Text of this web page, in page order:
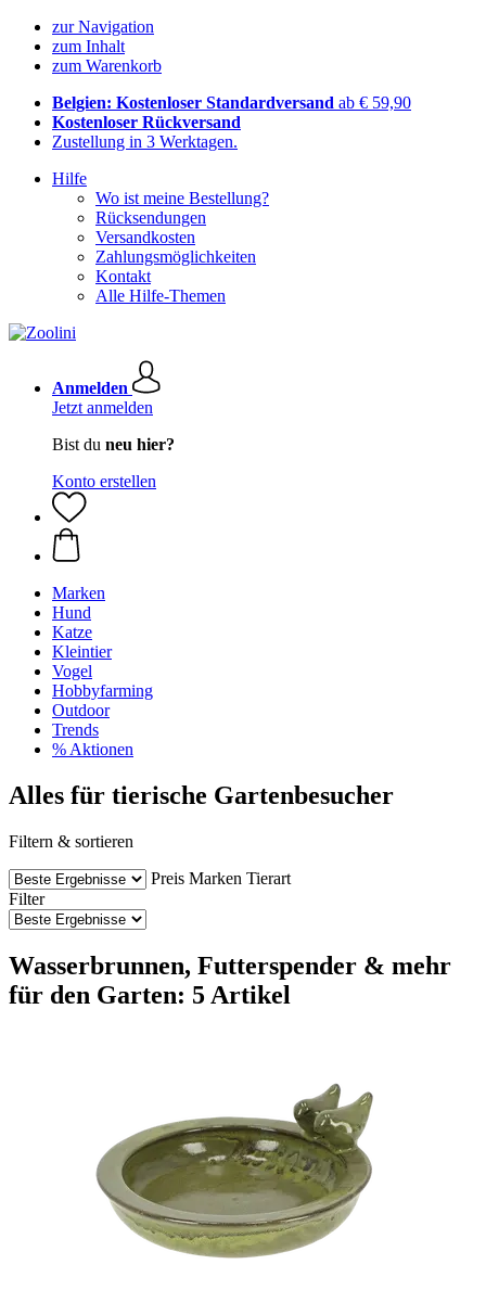
zur Navigation
zum Inhalt
zum Warenkorb
Belgien: Kostenloser Standardversand ab € 59,90
Kostenloser Rückversand
Zustellung in 3 Werktagen.
Hilfe
Wo ist meine Bestellung?
Rücksendungen
Versandkosten
Zahlungsmöglichkeiten
Kontakt
Alle Hilfe-Themen
Anmelden
Jetzt anmelden
Bist du neu hier?
Konto erstellen
Marken
Hund
Katze
Kleintier
Vogel
Hobbyfarming
Outdoor
Trends
% Aktionen
Alles für tierische Gartenbesucher
Filtern & sortieren
Preis Marken Tierart
Filter
Wasserbrunnen, Futterspender & mehr
für den Garten: 5 Artikel